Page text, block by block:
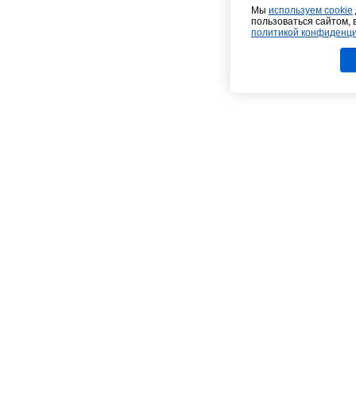
Мы используем cookie
пользоваться
политикой